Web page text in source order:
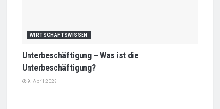
WIRTSCHAFTSWISSEN
Unterbeschäftigung – Was ist die
Unterbeschäftigung?
9. April 2025